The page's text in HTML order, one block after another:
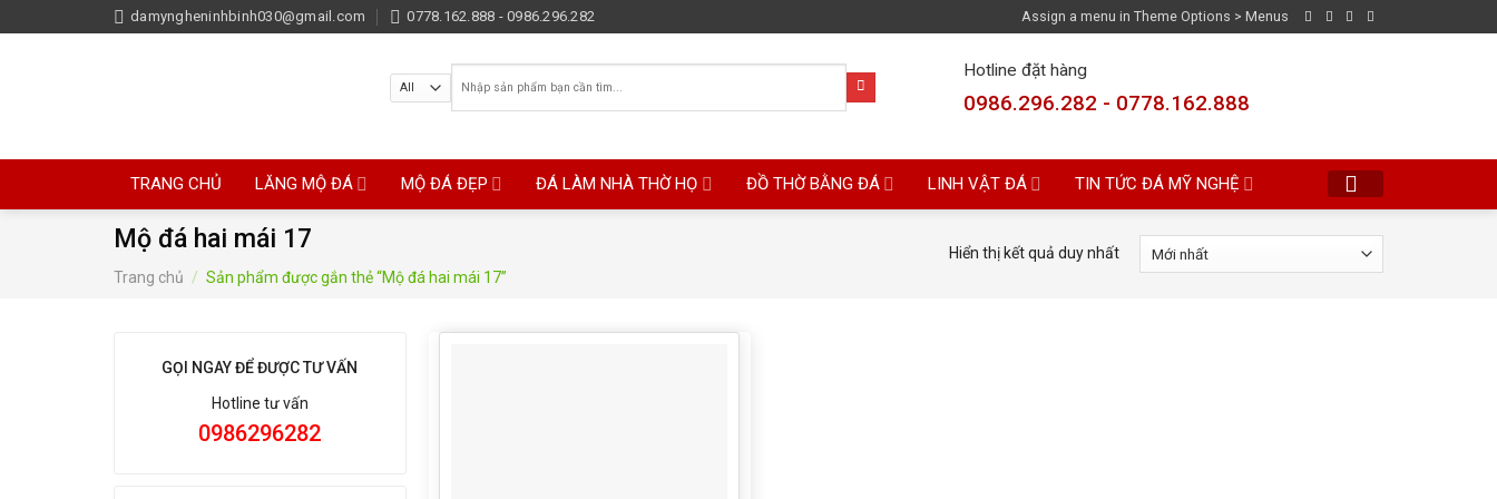
to
damyngheninhbinh030@gmail.com 0778.162.888 - 0986.296.282 Assign a menu in Theme Options > Menus
Tìm
kiếm:
Hotline đặt hàng
0986.296.282 - 0778.162.888
TRANG CHỦ LĂNG MỘ ĐÁ MỘ ĐÁ ĐẸP ĐÁ LÀM NHÀ THỜ HỌ ĐỒ THỜ BẰNG ĐÁ LINH VẬT ĐÁ TIN TỨC ĐÁ MỸ NGHỆ
Mộ đá hai mái 17
Trang chủ / Sản phẩm được gắn thẻ “Mộ đá hai mái 17”
Hiển thị kết quả duy nhất
GỌI NGAY ĐỂ ĐƯỢC TƯ VẤN
Hotline tư vấn
0986296282